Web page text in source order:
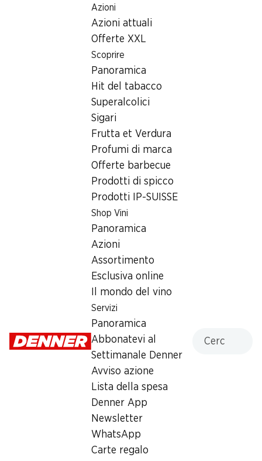
Azioni
Azioni attuali
Offerte XXL
Scoprire
Panoramica
Hit del tabacco
Superalcolici
Sigari
Frutta et Verdura
Profumi di marca
Offerte barbecue
Prodotti di spicco
Prodotti IP-SUISSE
Shop Vini
Panoramica
Azioni
Assortimento
Esclusiva online
Il mondo del vino
Servizi
Panoramica
Abbonatevi al
Settimanale Denner
Avviso azione
Lista della spesa
Denner App
Newsletter
WhatsApp
Carte regalo
Ricerca di filiale
Filiale Denner Thunstrasse 11, 3770 Zweisimmen
3770 Zweisimmen,
Märithalle
Thunstrasse 11, 3770 Zweisimmen
Alle indicazioni stradali
Orari di apertura
Martedì 08:00 - 19:00
Prelievo di contanti con Post-Card / M-